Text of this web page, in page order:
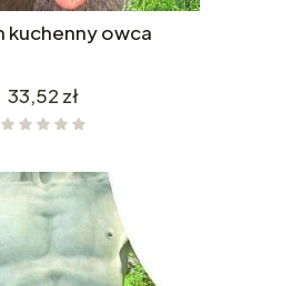
kuchenny owca
Cena
33,52 zł